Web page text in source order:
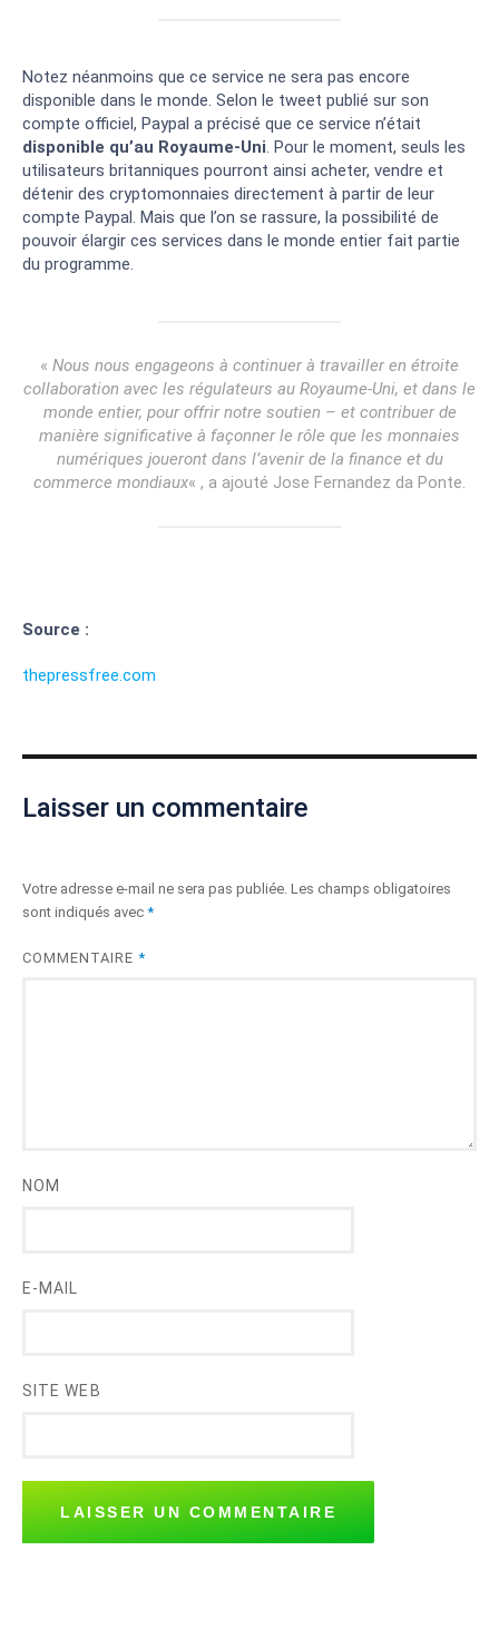
Notez néanmoins que ce service ne sera pas encore
disponible dans le monde. Selon le tweet publié sur son
compte officiel, Paypal a précisé que ce service n’était
disponible qu’au Royaume-Uni. Pour le moment, seuls les
utilisateurs britanniques pourront ainsi acheter, vendre et
détenir des cryptomonnaies directement à partir de leur
compte Paypal. Mais que l’on se rassure, la possibilité de
pouvoir élargir ces services dans le monde entier fait partie
du programme.
« Nous nous engageons à continuer à travailler en étroite
collaboration avec les régulateurs au Royaume-Uni, et dans le
monde entier, pour offrir notre soutien – et contribuer de
manière significative à façonner le rôle que les monnaies
numériques joueront dans l’avenir de la finance et du
commerce mondiaux« , a ajouté Jose Fernandez da Ponte.
Source :
thepressfree.com
Laisser un commentaire
Votre adresse e-mail ne sera pas publiée. Les champs obligatoires
sont indiqués avec *
COMMENTAIRE *
NOM
E-MAIL
SITE WEB